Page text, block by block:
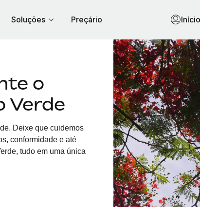
Soluções Preçário
o
Verde
Deixe que cuidemos
conformidade e até
tudo em uma única